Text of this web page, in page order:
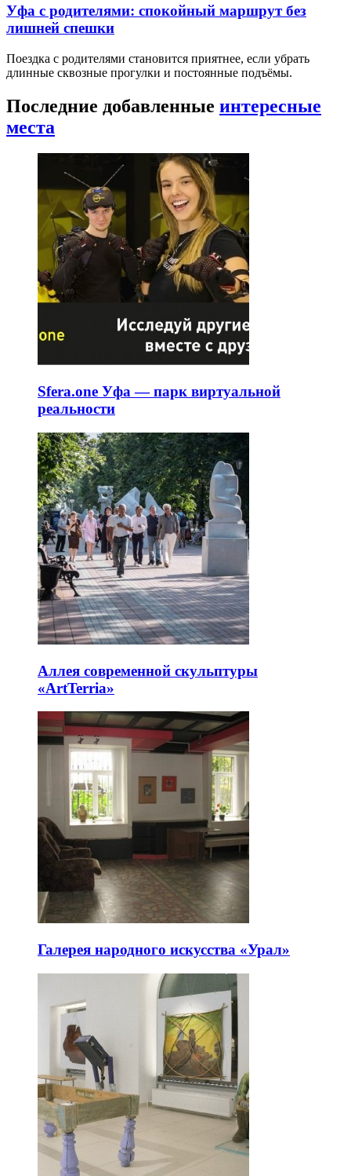
Уфа с родителями: спокойный маршрут без
лишней спешки
Поездка с родителями становится приятнее, если убрать
длинные сквозные прогулки и постоянные подъёмы.
Последние добавленные интересные
места
Sfera.one Уфа — парк виртуальной
реальности
Аллея современной скульптуры
«ArtTerria»
Галерея народного искусства «Урал»